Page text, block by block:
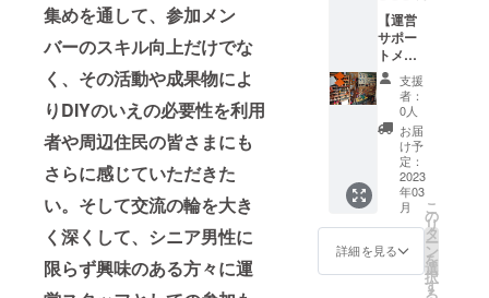
集めを通して、参加メン
バーのスキル向上だけでな
く、その活動や成果物によ
りDIYのいえの必要性を利用
者や周辺住民の皆さまにも
さらに感じていただきた
い。そして交流の輪を大き
く深くして、シニア男性に
限らず興味のある方々に運
ります
ので、
リワー
ドのひ
とつと
させて
いただ
きまし
た。 全
スタッ
フから
一言御
礼の言
葉を書
かせて
いただ
用意し
ます。
これに
合わせ
て、ご
支援い
ただけ
る方や
利用者
の方に
もご購
入いた
だける
ように
リワー
【運営
サポー
トメン
バーと
しての
6ヶ月参
加権
（オリ
ジナル
エプロ
ン付
き）】
DIYのい
えの運
営メン
バー
支援
者：
0人
お届
け予
定：
2023
年03
月
詳細を見る
こ
の
リ
タ
ー
ン
を
選
択
す